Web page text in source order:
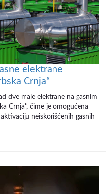
elektrane
Crnja“
dve male elektrane na gasnim
Crnja“, čime je omogućena
neiskorišćenih gasnih